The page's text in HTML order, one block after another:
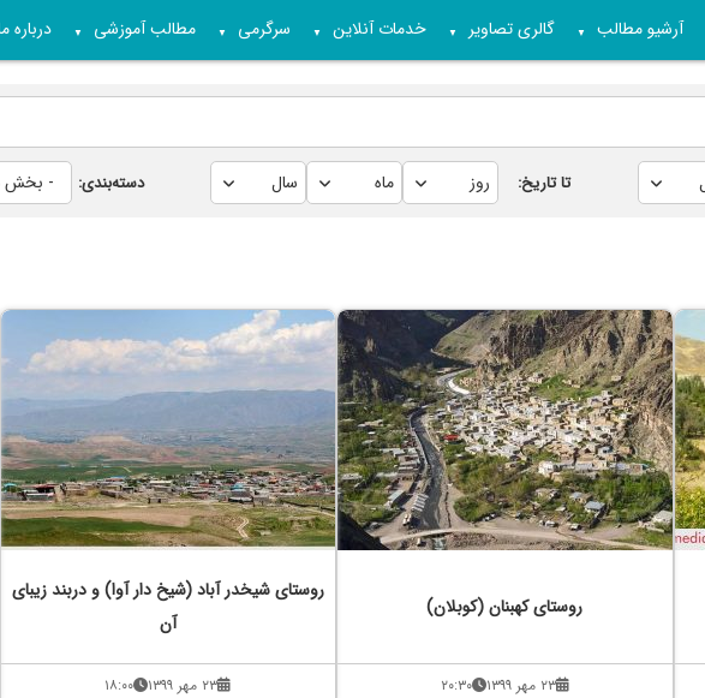
آرشیو مطالب ▼ گالری تصاویر ▼ خدمات آنلاین ▼ سرگرمی ▼ مطالب آموزشی ▼ درباره
تا تاریخ: دسته‌بندی:
روستای کهبنان (کوبلان)
۲۳ مهر ۱۳۹۹ ۲۰:۳۰
روستای شیخدر آباد (شیخ دار آوا) و دربند زیبای
آن
۲۳ مهر ۱۳۹۹ ۱۸:۰۰